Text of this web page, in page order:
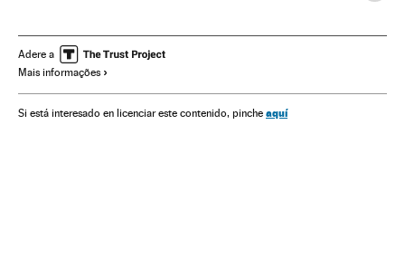
Ciência Comunicações
Adere a
Mais informações
Si está interesado en licenciar este contenido, pinche aquí